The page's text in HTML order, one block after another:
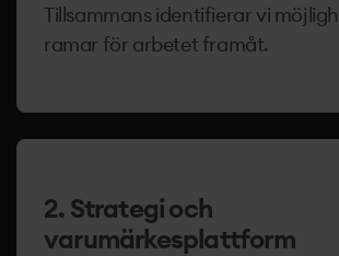
Tillsammans identifierar vi
ramar för arbetet framåt.
2. Strategi och
varumärkesplattform